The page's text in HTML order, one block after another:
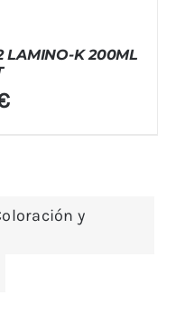
LAMINO-K 200ML
y